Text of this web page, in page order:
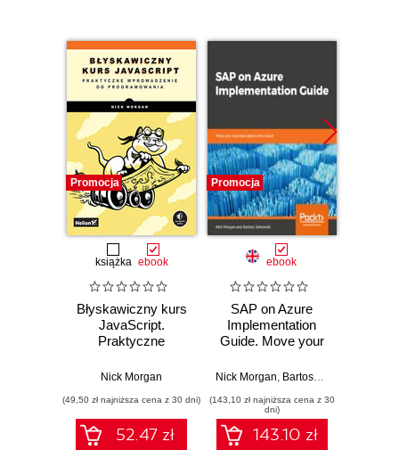
Promocja
książka ebook
Błyskawiczny kurs
JavaScript.
Praktyczne
programowania
Nick Morgan
(49,50 zł najniższa cena z 30 dni)
52.47 zł
Promocja
ebook
SAP on Azure
Implementation
Guide. Move your
the cloud
Nick Morgan, Bartosz Jarkowski
(143,10 zł najniższa cena z 30
dni)
143.10 zł